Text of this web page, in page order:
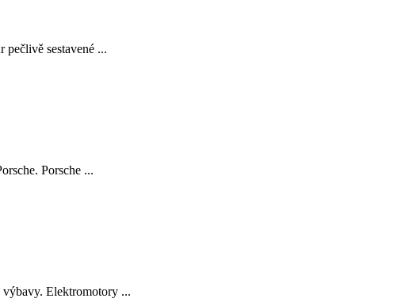
sestavené ...
Porsche ...
Elektromotory ...